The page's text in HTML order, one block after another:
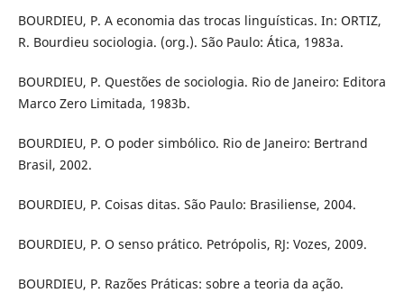
BOURDIEU, P. A economia das trocas linguísticas. In: ORTIZ,
R. Bourdieu sociologia. (org.). São Paulo: Ática, 1983a.
BOURDIEU, P. Questões de sociologia. Rio de Janeiro: Editora
Marco Zero Limitada, 1983b.
BOURDIEU, P. O poder simbólico. Rio de Janeiro: Bertrand
Brasil, 2002.
BOURDIEU, P. Coisas ditas. São Paulo: Brasiliense, 2004.
BOURDIEU, P. O senso prático. Petrópolis, RJ: Vozes, 2009.
BOURDIEU, P. Razões Práticas: sobre a teoria da ação.